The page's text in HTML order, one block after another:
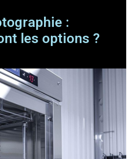
:
les options ?